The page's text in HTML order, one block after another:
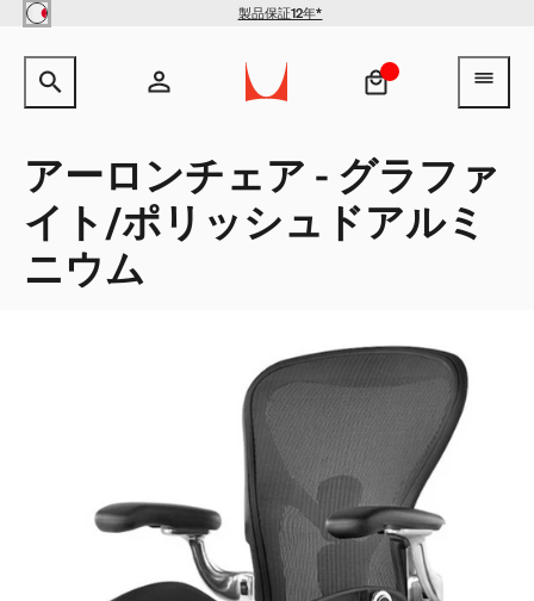
Skip to main content 製品保証12年*
サイト内検索のためのテキストを入力してください。
Herman Miller X HAY
¥100,100
ヘッダー検索ボックスをオープン
アカウント
新規登録
QuickShip：通常在庫品
QuickShip：国内在庫品
ゲーミングチェア
【限定】FAILE AND DELUXX FLUXX
デザイナー
クリアランス
アーロンチェア - グラファ
イト/ポリッシュドアルミ
ニウム